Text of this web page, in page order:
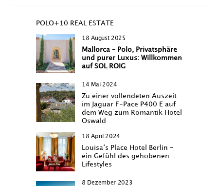
POLO+10 REAL ESTATE
18 August 2025
Mallorca – Polo, Privatsphäre
und purer Luxus: Willkommen
auf SOL ROIG
14 Mai 2024
Zu einer vollendeten Auszeit
im Jaguar F-Pace P400 E auf
dem Weg zum Romantik Hotel
Oswald
18 April 2024
Louisa‘s Place Hotel Berlin –
ein Gefühl des gehobenen
Lifestyles
8 Dezember 2023